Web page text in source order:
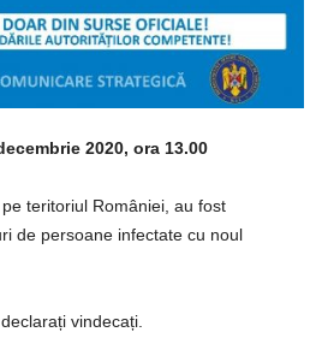
2020, ora 13.00
teritoriul României, au fost
de persoane infectate cu noul
vindecați.